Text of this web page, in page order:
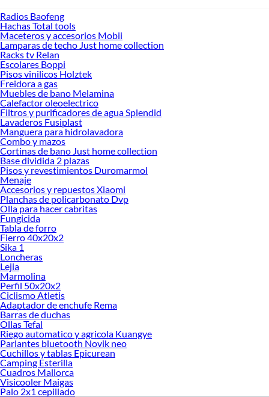
Radios Baofeng
Hachas Total tools
Maceteros y accesorios Mobii
Lamparas de techo Just home collection
Racks tv Relan
Escolares Boppi
Pisos vinilicos Holztek
Freidora a gas
Muebles de bano Melamina
Calefactor oleoelectrico
Filtros y purificadores de agua Splendid
Lavaderos Fusiplast
Manguera para hidrolavadora
Combo y mazos
Cortinas de bano Just home collection
Base dividida 2 plazas
Pisos y revestimientos Duromarmol
Menaje
Accesorios y repuestos Xiaomi
Planchas de policarbonato Dvp
Olla para hacer cabritas
Fungicida
Tabla de forro
Fierro 40x20x2
Sika 1
Loncheras
Lejia
Marmolina
Perfil 50x20x2
Ciclismo Atletis
Adaptador de enchufe Rema
Barras de duchas
Ollas Tefal
Riego automatico y agricola Kuangye
Parlantes bluetooth Novik neo
Cuchillos y tablas Epicurean
Camping Esterilla
Cuadros Mallorca
Visicooler Maigas
Palo 2x1 cepillado